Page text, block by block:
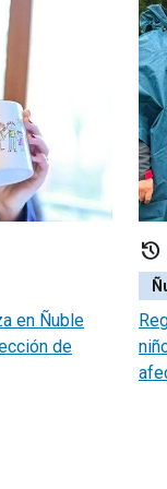
en Ñuble
de
history